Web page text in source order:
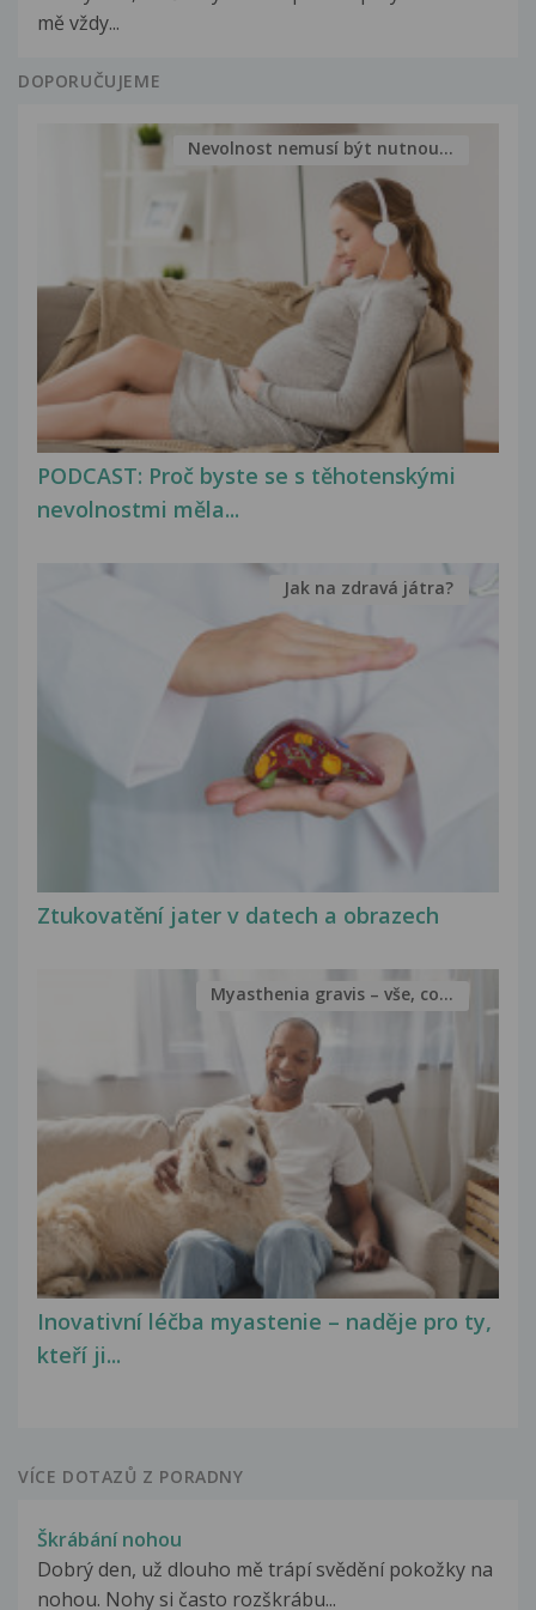
mě vždy...
DOPORUČUJEME
PODCAST: Proč byste se s těhotenskými
nevolnostmi měla...
Nevolnost nemusí být nutnou...
Ztukovatění jater v datech a obrazech
Jak na zdravá játra?
Inovativní léčba myastenie – naděje pro ty,
kteří ji...
Myasthenia gravis – vše, co...
VÍCE DOTAZŮ Z PORADNY
Škrábání nohou
Dobrý den, už dlouho mě trápí svědění pokožky na
nohou. Nohy si často rozškrábu...